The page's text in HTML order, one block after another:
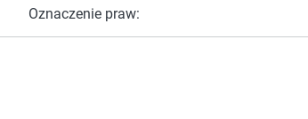
Oznaczenie praw: